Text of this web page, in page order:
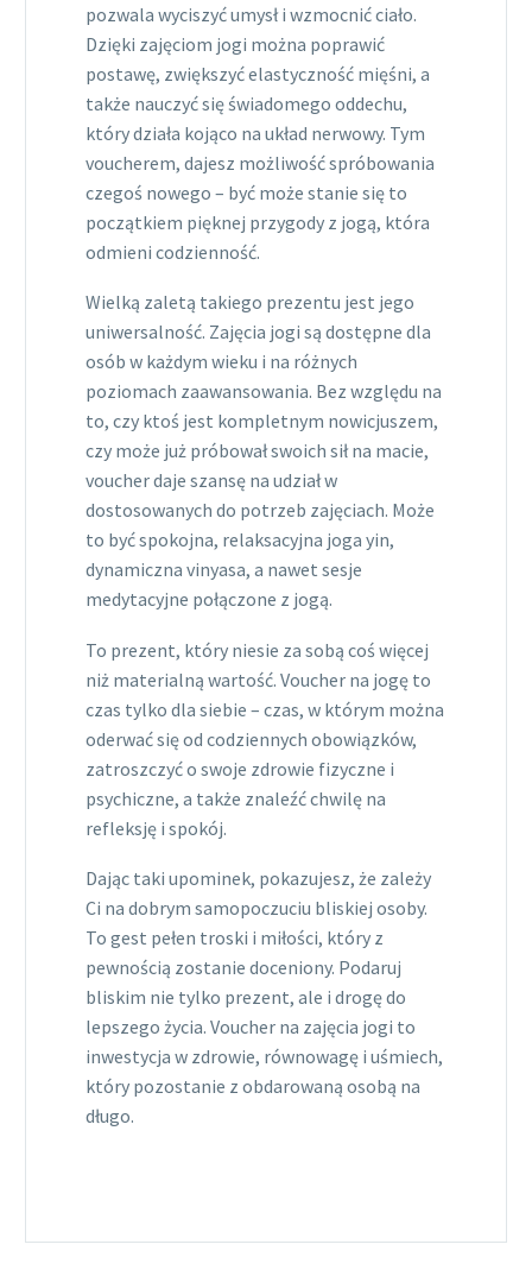
pozwala wyciszyć umysł i wzmocnić ciało.
Dzięki zajęciom jogi można poprawić
postawę, zwiększyć elastyczność mięśni, a
także nauczyć się świadomego oddechu,
który działa kojąco na układ nerwowy. Tym
voucherem, dajesz możliwość spróbowania
czegoś nowego – być może stanie się to
początkiem pięknej przygody z jogą, która
odmieni codzienność.
Wielką zaletą takiego prezentu jest jego
uniwersalność. Zajęcia jogi są dostępne dla
osób w każdym wieku i na różnych
poziomach zaawansowania. Bez względu na
to, czy ktoś jest kompletnym nowicjuszem,
czy może już próbował swoich sił na macie,
voucher daje szansę na udział w
dostosowanych do potrzeb zajęciach. Może
to być spokojna, relaksacyjna joga yin,
dynamiczna vinyasa, a nawet sesje
medytacyjne połączone z jogą.
To prezent, który niesie za sobą coś więcej
niż materialną wartość. Voucher na jogę to
czas tylko dla siebie – czas, w którym można
oderwać się od codziennych obowiązków,
zatroszczyć o swoje zdrowie fizyczne i
psychiczne, a także znaleźć chwilę na
refleksję i spokój.
Dając taki upominek, pokazujesz, że zależy
Ci na dobrym samopoczuciu bliskiej osoby.
To gest pełen troski i miłości, który z
pewnością zostanie doceniony. Podaruj
bliskim nie tylko prezent, ale i drogę do
lepszego życia. Voucher na zajęcia jogi to
inwestycja w zdrowie, równowagę i uśmiech,
który pozostanie z obdarowaną osobą na
długo.